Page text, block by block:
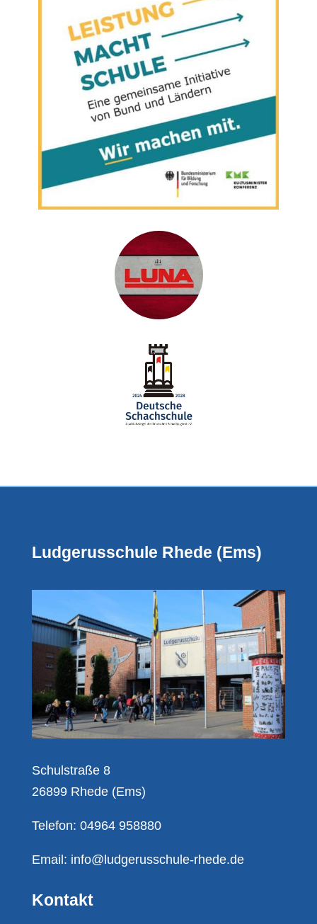
Ludgerusschule Rhede (Ems)
Schulstraße 8
26899 Rhede (Ems)
Telefon: 04964 958880
Email: info@ludgerusschule-rhede.de
Kontakt